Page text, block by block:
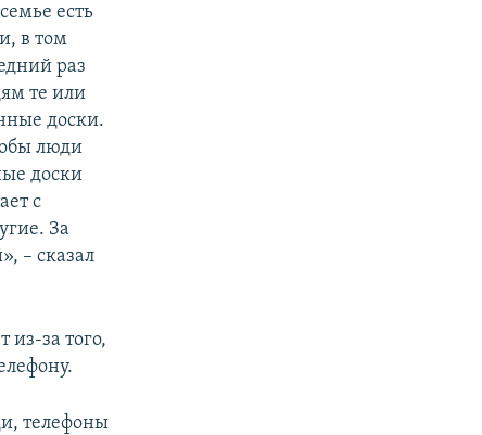
есть
в том
раз
те или
доски.
люди
доски
с
За
– сказал
из-за того,
телефоны